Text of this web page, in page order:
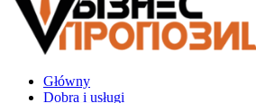
Główny
Dobra i usługi